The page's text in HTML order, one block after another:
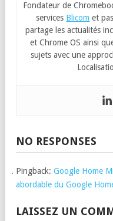
Fondateur de
services Blicom et
partage les actualités
et Chrome OS ainsi
sujets avec une
NO RESPONSES
Pingback: Google Home
abordable du Google
LAISSEZ UN